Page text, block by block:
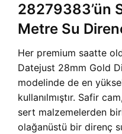
28279383’ün
Metre Su
Her premium saatte
Datejust 28mm Gold
modelinde de en
kullanılmıştır. Safir
sert malzemelerden
olağanüstü bir direnç